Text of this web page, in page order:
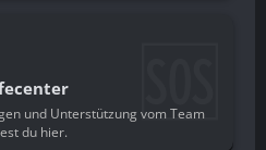
und Unterstützung vom Team
du hier.
🆘